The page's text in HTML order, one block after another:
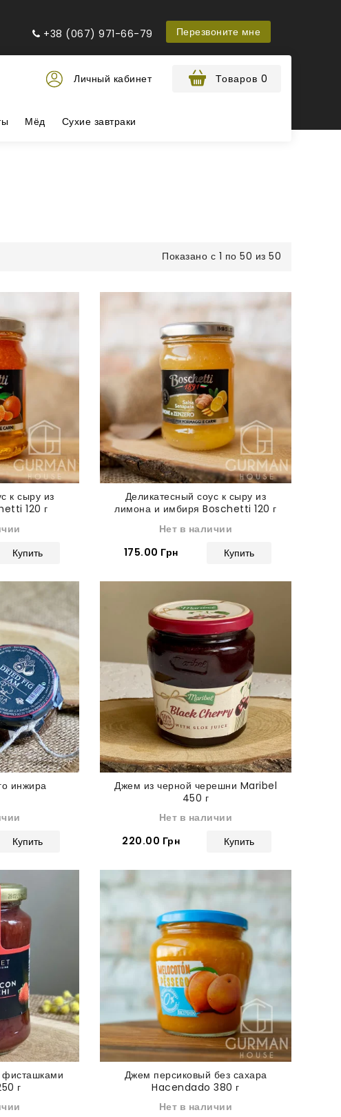
+38 (067) 971-66-79 Перезвоните мне
Личный кабинет Товаров 0
Мёд Сухие завтраки
Показано с 1 по 50 из 50
к сыру из
120 г
Купить
Деликатесный соус к сыру из
лимона и имбиря Boschetti 120 г
Нет в наличии
175.00 Грн
Купить
инжира
Купить
Джем из черной черешни Maribel
450 г
Нет в наличии
220.00 Грн
Купить
г
Джем персиковый без сахара
Hacendado 380 г
Нет в наличии